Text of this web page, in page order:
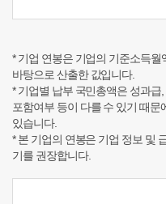
* 기업 연봉은 기업의 기준소득
바탕으로 산출한 값입니다.
* 기업별 납부 국민총액은 성과
포함여부 등이 다를 수 있기 때
있습니다.
* 본 기업의 연봉은 기업 정보 및
기를 권장합니다.